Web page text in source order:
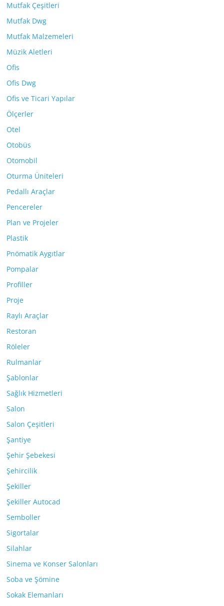
Mutfak Çeşitleri
Mutfak Dwg
Mutfak Malzemeleri
Müzik Aletleri
Ofis
Ofis Dwg
Ofis ve Ticari Yapılar
Ölçerler
Otel
Otobüs
Otomobil
Oturma Üniteleri
Pedallı Araçlar
Pencereler
Plan ve Projeler
Plastik
Pnömatik Aygıtlar
Pompalar
Profiller
Proje
Raylı Araçlar
Restoran
Röleler
Rulmanlar
Şablonlar
Sağlık Hizmetleri
Salon
Salon Çeşitleri
Şantiye
Şehir Şebekesi
Şehircilik
Şekiller
Şekiller Autocad
Semboller
Sigortalar
Silahlar
Sinema ve Konser Salonları
Soba ve Şömine
Sokak Elemanları